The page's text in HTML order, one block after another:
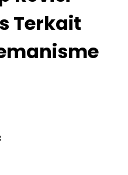
Terkait